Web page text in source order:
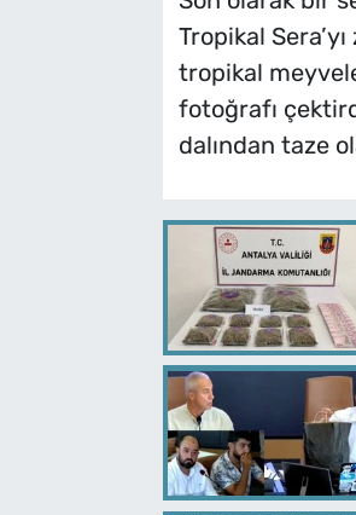
Tropikal
tropikal
fotoğrafı
dalından taze